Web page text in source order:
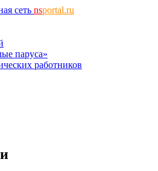
сеть nsportal.ru
паруса»
работников